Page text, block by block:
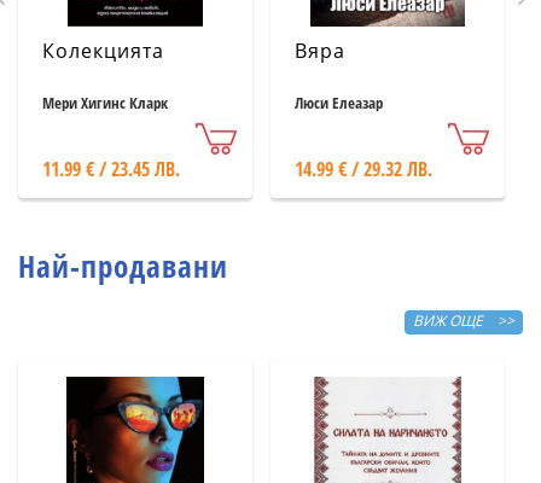
Колекцията
Мери Хигинс Кларк
11.99 € / 23.45 ЛВ.
Вяра
Люси Елеазар
14.99 € / 29.32 ЛВ.
Най-продавани
ВИЖ ОЩЕ >>